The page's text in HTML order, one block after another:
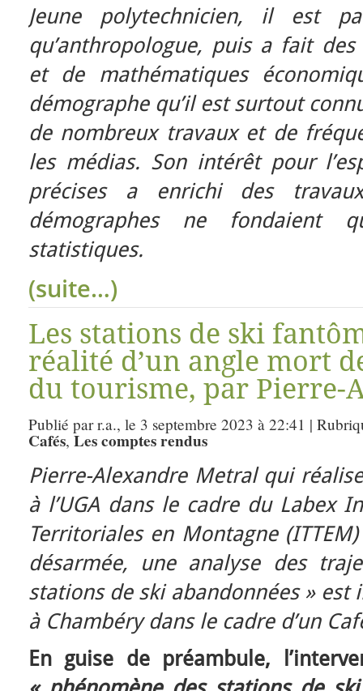
Jeune polytechnicien, il est
qu’anthropologue, puis a fait
et de mathématiques
démographe qu’il est surtout
de nombreux travaux et de
les médias. Son intérêt pour
précises a enrichi des
démographes ne fondaient
statistiques.
(suite…)
Les stations de ski
réalité d’un angle mort
du tourisme, par Pierre-
Publié par r.a., le 3 septembre 2023 à 22:41 |
Cafés,Les comptes rendus
Pierre-Alexandre Metral qui
à l’UGA dans le cadre du Labex
Territoriales en Montagne
désarmée, une analyse des
stations de ski abandonnées » est
à Chambéry dans le cadre d’un
En guise de préambule,